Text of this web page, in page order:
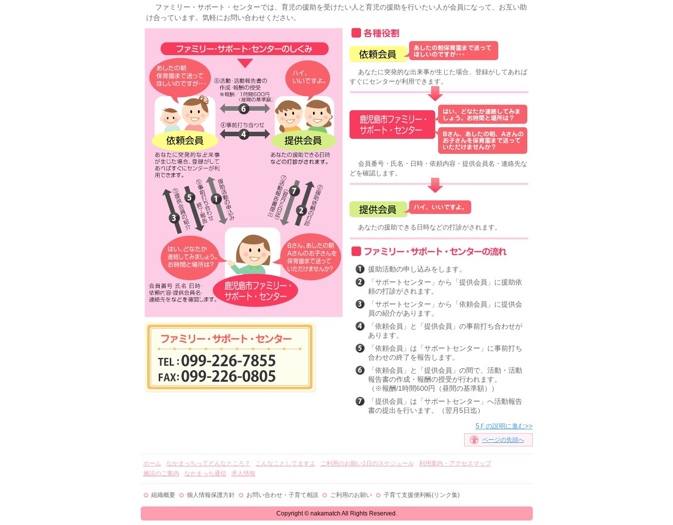
ファミリー・サポート・センターでは、育児の援助を受けたい人と育児の援助を行いたい人が会員になって、お互い助
け合っています。気軽にお問い合わせください。
あなたに突発的な出来事が生じた場合、登録がしてあれば
すぐにセンターが利用できます。
会員番号・氏名・日時・依頼内容・提供会員名・連絡先な
どを確認します。
あなたの援助できる日時などの打診がされます。
援助活動の申し込みをします。
「サポートセンター」から「提供会員」に援助依
頼の打診がされます。
「サポートセンター」から「依頼会員」に提供会
員の紹介があります。
「依頼会員」と「提供会員」の事前打ち合わせが
あります。
「依頼会員」は「サポートセンター」に事前打ち
合わせの終了を報告します。
「依頼会員」と「提供会員」の間で、活動・活動
報告書の作成・報酬の授受が行われます。
（※報酬/1時間600円（昼間の基準額））
「提供会員」は「サポートセンター」へ活動報告
書の提出を行います。（翌月5日迄）
5Ｆの説明に進む>>
ページの先頭へ
ホーム なかまっちってどんなところ？ こんなことしてますよ ご利用のお願い1日のスケジュール
利用案内・アクセスマップ
施設のご案内
なかまっち通信 求人情報
組織概要 個人情報保護方針 お問い合わせ・子育て相談 ご利用のお願い 子育て支援便利帳(リンク集)
Copyright © nakamatch All Rights Reserved.